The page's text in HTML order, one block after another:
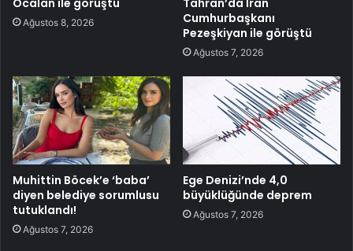
Ağustos 8, 2026
Cumhurbaşkanı
Pezeşkiyan ile görüştü
Ağustos 7, 2026
Muhittin Böcek’e ‘baba’
diyen belediye sorumlusu
tutuklandı!
Ağustos 7, 2026
Ege Denizi’nde 4,0
büyüklüğünde deprem
Ağustos 7, 2026